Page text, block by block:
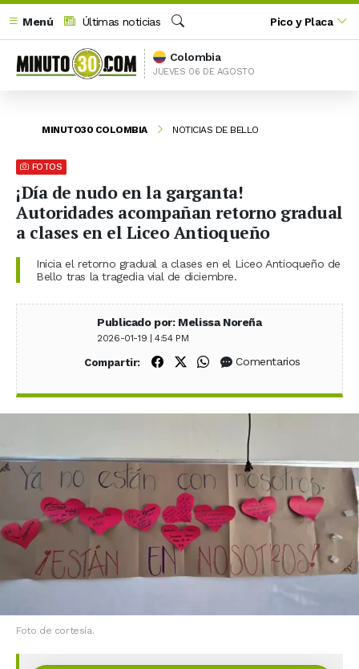
Menú
Últimas noticias
Buscar
Pico y Placa
Colombia
JUEVES 06 DE AGOSTO
MINUTO30 COLOMBIA NOTICIAS DE BELLO
FOTOS
¡Día de nudo en la garganta!
Autoridades acompañan retorno gradual
a clases en el Liceo Antioqueño
Inicia el retorno gradual a clases en el Liceo Antioqueño de
Bello tras la tragedia vial de diciembre.
Publicado por: Melissa Noreña
2026-01-19 | 4:54 PM
Compartir: Compartir en Facebook
Compartir en X (Twitter)
Compartir en WhatsApp
Comentarios
Foto de cortesía.